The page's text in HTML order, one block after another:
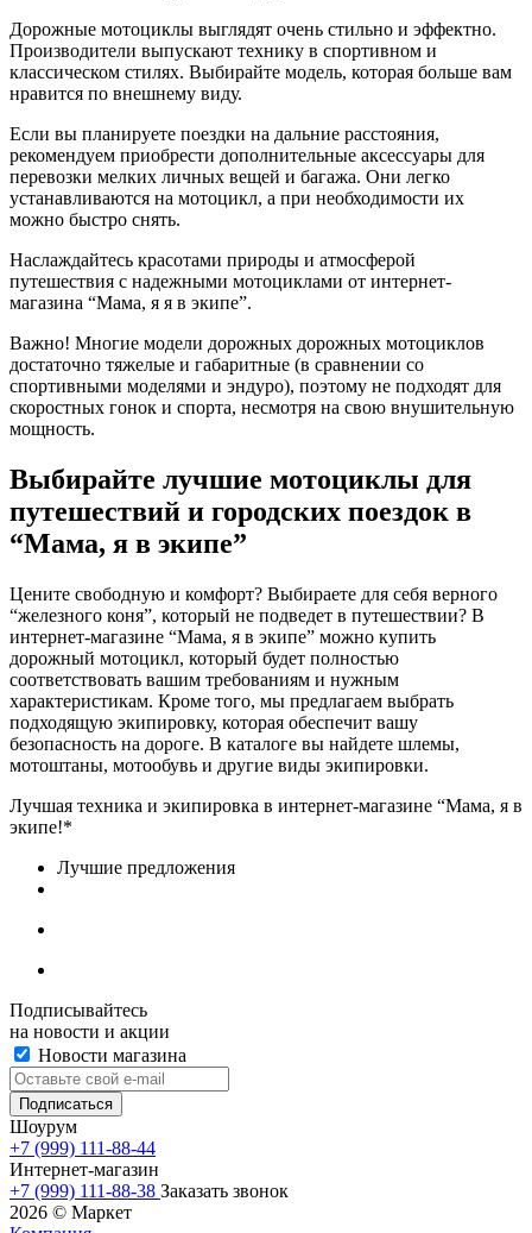
Дорожные мотоциклы выглядят очень стильно и эффектно.
Производители выпускают технику в спортивном и
классическом стилях. Выбирайте модель, которая больше вам
нравится по внешнему виду.
Если вы планируете поездки на дальние расстояния,
рекомендуем приобрести дополнительные аксессуары для
перевозки мелких личных вещей и багажа. Они легко
устанавливаются на мотоцикл, а при необходимости их
можно быстро снять.
Наслаждайтесь красотами природы и атмосферой
путешествия с надежными мотоциклами от интернет-
магазина “Мама, я я в экипе”.
Важно! Многие модели дорожных дорожных мотоциклов
достаточно тяжелые и габаритные (в сравнении со
спортивными моделями и эндуро), поэтому не подходят для
скоростных гонок и спорта, несмотря на свою внушительную
мощность.
Выбирайте лучшие мотоциклы для
путешествий и городских поездок в
“Мама, я в экипе”
Цените свободную и комфорт? Выбираете для себя верного
“железного коня”, который не подведет в путешествии? В
интернет-магазине “Мама, я в экипе” можно купить
дорожный мотоцикл, который будет полностью
соответствовать вашим требованиям и нужным
характеристикам. Кроме того, мы предлагаем выбрать
подходящую экипировку, которая обеспечит вашу
безопасность на дороге. В каталоге вы найдете шлемы,
мотоштаны, мотообувь и другие виды экипировки.
Лучшая техника и экипировка в интернет-магазине “Мама, я в
экипе!*
Лучшие предложения
Подписывайтесь
на новости и акции
Новости магазина
Шоурум
+7 (999) 111-88-44
Интернет-магазин
+7 (999) 111-88-38 Заказать звонок
2026 © Маркет